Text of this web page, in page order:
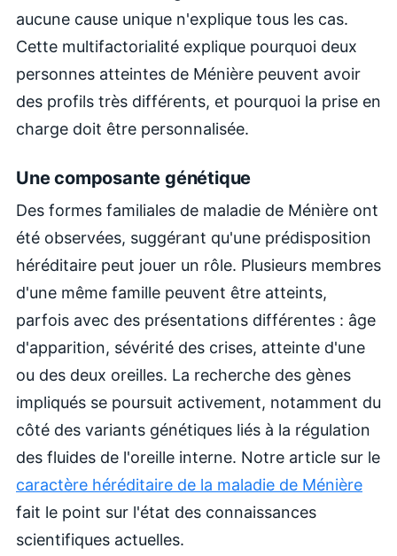
aucune cause unique n'explique tous les cas.
Cette multifactorialité explique pourquoi deux
personnes atteintes de Ménière peuvent avoir
des profils très différents, et pourquoi la prise en
charge doit être personnalisée.
Une composante génétique
Des formes familiales de maladie de Ménière ont
été observées, suggérant qu'une prédisposition
héréditaire peut jouer un rôle. Plusieurs membres
d'une même famille peuvent être atteints,
parfois avec des présentations différentes : âge
d'apparition, sévérité des crises, atteinte d'une
ou des deux oreilles. La recherche des gènes
impliqués se poursuit activement, notamment du
côté des variants génétiques liés à la régulation
des fluides de l'oreille interne. Notre article sur le
caractère héréditaire de la maladie de Ménière
fait le point sur l'état des connaissances
scientifiques actuelles.